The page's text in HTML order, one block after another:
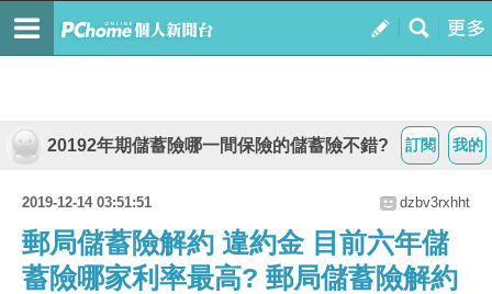
我的
訂閱
20192年期儲蓄險哪一間保險的儲蓄險不錯?
2019-12-14 03:51:51 dzbv3rxhht
郵局儲蓄險解約 違約金 目前六年儲
蓄險哪家利率最高? 郵局儲蓄險解約